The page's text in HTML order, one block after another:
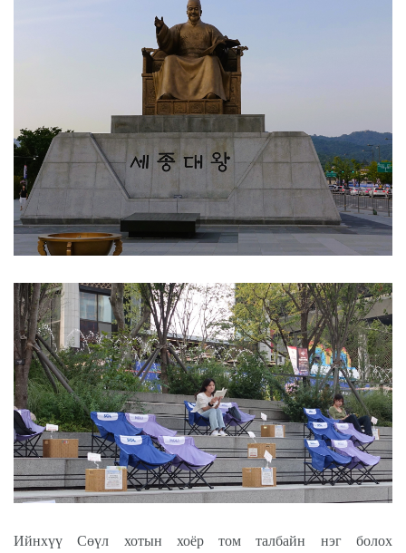
Ийнхүү Сөүл хотын хоёр том талбайн нэг болох